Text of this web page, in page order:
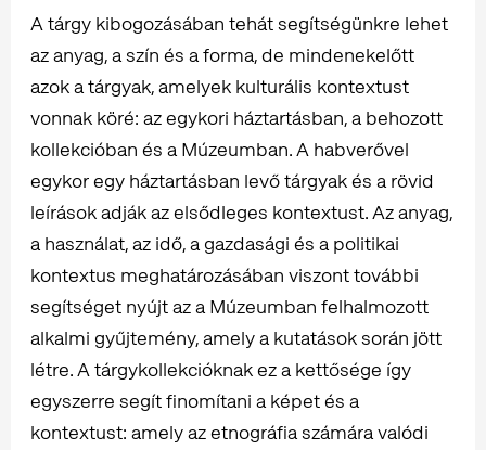
A tárgy kibogozásában tehát segítségünkre lehet
az anyag, a szín és a forma, de mindenekelőtt
azok a tárgyak, amelyek kulturális kontextust
vonnak köré: az egykori háztartásban, a behozott
kollekcióban és a Múzeumban. A habverővel
egykor egy háztartásban levő tárgyak és a rövid
leírások adják az elsődleges kontextust. Az anyag,
a használat, az idő, a gazdasági és a politikai
kontextus meghatározásában viszont további
segítséget nyújt az a Múzeumban felhalmozott
alkalmi gyűjtemény, amely a kutatások során jött
létre. A tárgykollekcióknak ez a kettősége így
egyszerre segít finomítani a képet és a
kontextust: amely az etnográfia számára valódi